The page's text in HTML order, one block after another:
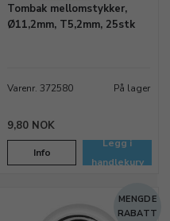
Tombak mellomstykker,
Ø11,2mm, T5,2mm, 25stk
Varenr. 372580 På lager
9,80 NOK
Info
Legg i
handlekurv
MENGDE
RABATT